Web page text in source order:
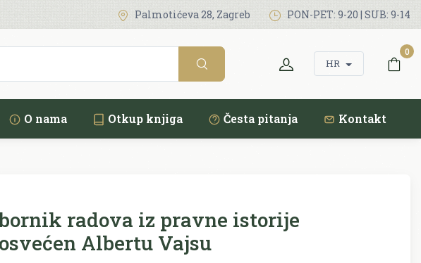
Palmotićeva 28, Zagreb PON-PET: 9-20 | SUB: 9-14
HR
0
O nama Otkup knjiga Česta pitanja Kontakt
radova iz pravne istorije
Albertu Vajsu